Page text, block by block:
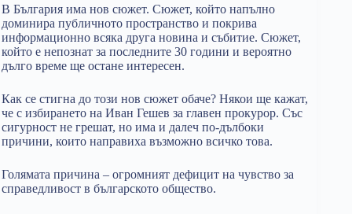
В България има нов сюжет. Сюжет, който напълно
доминира публичното пространство и покрива
информационно всяка друга новина и събитие. Сюжет,
който е непознат за последните 30 години и вероятно
дълго време ще остане интересен.
Как се стигна до този нов сюжет обаче? Някои ще кажат,
че с избирането на Иван Гешев за главен прокурор. Със
сигурност не грешат, но има и далеч по-дълбоки
причини, които направиха възможно всичко това.
Голямата причина – огромният дефицит на чувство за
справедливост в българското общество.